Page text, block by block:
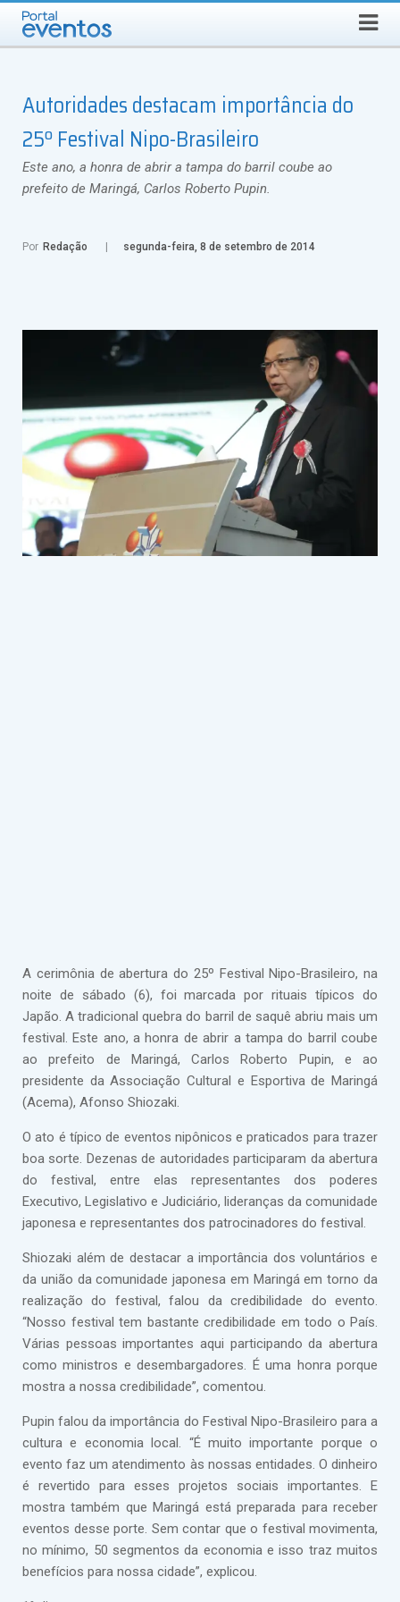
SÁBADO, 8 DE AGOSTO DE 2026 Busca
Autoridades destacam importância do
25º Festival Nipo-Brasileiro
Este ano, a honra de abrir a tampa do barril coube ao
prefeito de Maringá, Carlos Roberto Pupin.
Por Redação segunda-feira, 8 de setembro de 2014
A cerimônia de abertura do 25º Festival Nipo-Brasileiro, na
noite de sábado (6), foi marcada por rituais típicos do
Japão. A tradicional quebra do barril de saquê abriu mais um
festival. Este ano, a honra de abrir a tampa do barril coube
ao prefeito de Maringá, Carlos Roberto Pupin, e ao
presidente da Associação Cultural e Esportiva de Maringá
(Acema), Afonso Shiozaki.
O ato é típico de eventos nipônicos e praticados para trazer
boa sorte. Dezenas de autoridades participaram da abertura
do festival, entre elas representantes dos poderes
Executivo, Legislativo e Judiciário, lideranças da comunidade
japonesa e representantes dos patrocinadores do festival.
Shiozaki além de destacar a importância dos voluntários e
da união da comunidade japonesa em Maringá em torno da
realização do festival, falou da credibilidade do evento.
“Nosso festival tem bastante credibilidade em todo o País.
Várias pessoas importantes aqui participando da abertura
como ministros e desembargadores. É uma honra porque
mostra a nossa credibilidade”, comentou.
Pupin falou da importância do Festival Nipo-Brasileiro para a
cultura e economia local. “É muito importante porque o
evento faz um atendimento às nossas entidades. O dinheiro
é revertido para esses projetos sociais importantes. E
mostra também que Maringá está preparada para receber
eventos desse porte. Sem contar que o festival movimenta,
no mínimo, 50 segmentos da economia e isso traz muitos
benefícios para nossa cidade”, explicou.